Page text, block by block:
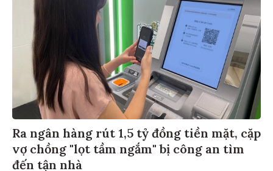
Ra ngân hàng rút 1,5 tỷ đồng tiền mặt, cặp
vợ chồng "lọt tầm ngắm" bị công an tìm
đến tận nhà